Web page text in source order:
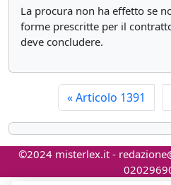
La procura non ha effetto se
forme prescritte per il
deve concludere.
«Articolo 1391
©2024 misterlex.it -